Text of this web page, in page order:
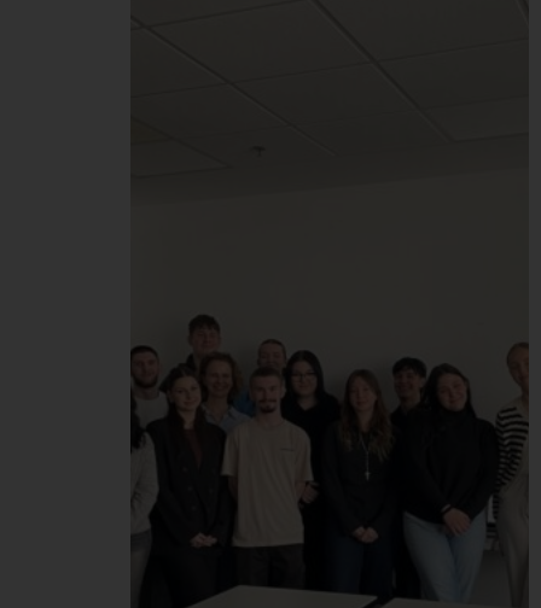
každej kategórie a tí sa
zúčastnili slávnostného
galavečera na Štrbskom
Plese. A medzi nimi
nechýbala naša Lucka!
Pelikán mal na tejto
výnimočnej…